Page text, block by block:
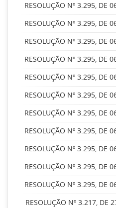
RESOLUÇÃO Nº 3.295, DE
RESOLUÇÃO Nº 3.295, DE
RESOLUÇÃO Nº 3.295, DE
RESOLUÇÃO Nº 3.295, DE
RESOLUÇÃO Nº 3.295, DE
RESOLUÇÃO Nº 3.295, DE
RESOLUÇÃO Nº 3.295, DE
RESOLUÇÃO Nº 3.295, DE
RESOLUÇÃO Nº 3.295, DE
RESOLUÇÃO Nº 3.295, DE
RESOLUÇÃO Nº 3.295, DE
RESOLUÇÃO Nº 3.217, DE